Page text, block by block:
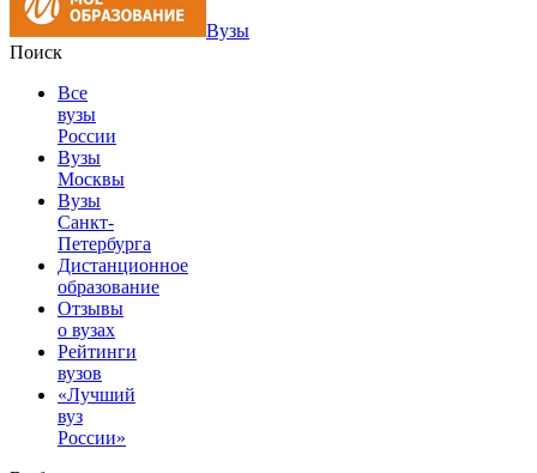
Вузы
Поиск
Все
вузы
России
Вузы
Москвы
Вузы
Санкт-
Петербурга
Дистанционное
образование
Отзывы
о вузах
Рейтинги
вузов
«Лучший
вуз
России»